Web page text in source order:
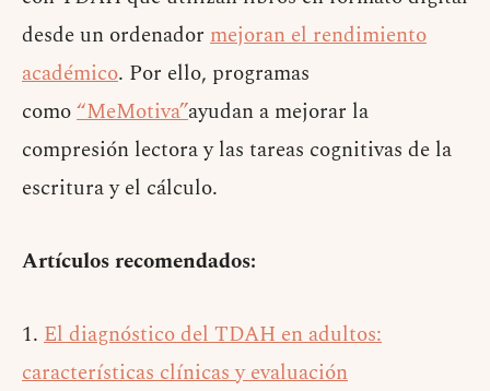
desde un ordenador mejoran el rendimiento
académico. Por ello, programas
como“MeMotiva”ayudan a mejorar la
compresión lectora y las tareas cognitivas de la
escritura y el cálculo.
Artículos recomendados:
1. El diagnóstico del TDAH en adultos:
características clínicas y evaluación